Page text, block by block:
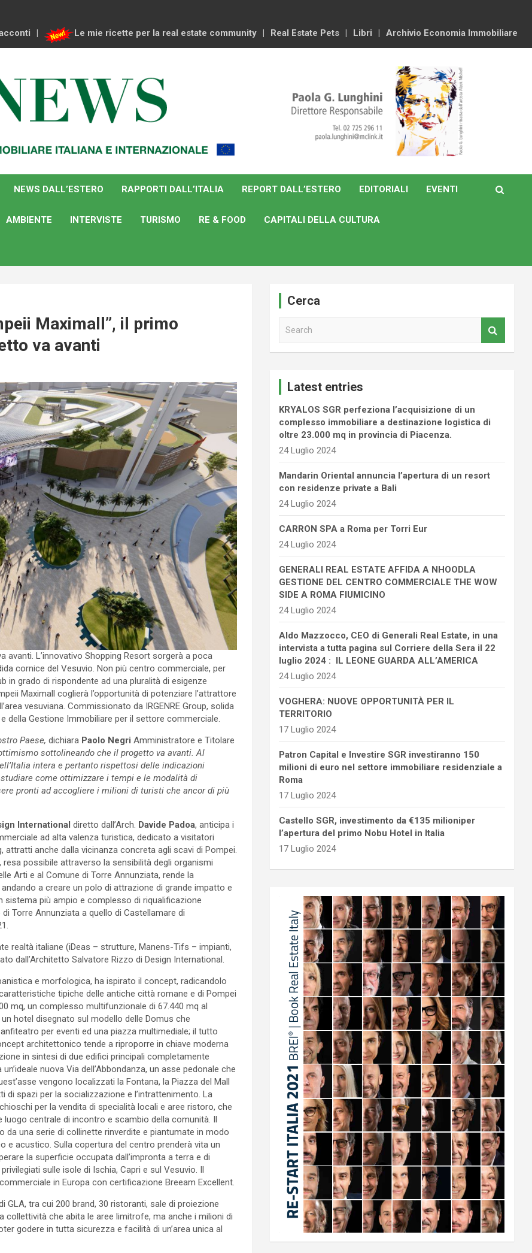
Le mie ricette per la real estate community Real Estate Pets Libri Archivio Economia Immobiliare
NEWS DALL’ESTERO RAPPORTI DALL’ITALIA REPORT DALL’ESTERO EDITORIALI EVENTI
AMBIENTE INTERVISTE TURISMO RE & FOOD CAPITALI DELLA CULTURA
Maximall”, il primo
va avanti
avanti. L’innovativo Shopping Resort sorgerà a poca
cornice del Vesuvio. Non più centro commerciale, per
in grado di rispondente ad una pluralità di esigenze
Maximall coglierà l’opportunità di potenziare l’attrattore
vesuviana. Commissionato da IRGENRE Group, solida
della Gestione Immobiliare per il settore commerciale.
Paese, dichiara Paolo Negri Amministratore e Titolare
sottolineando che il progetto va avanti. Al
intera e pertanto rispettosi delle indicazioni
come ottimizzare i tempi e le modalità di
pronti ad accogliere i milioni di turisti che ancor di più
International diretto dall’Arch. Davide Padoa, anticipa i
ad alta valenza turistica, dedicato a visitatori
anche dalla vicinanza concreta agli scavi di Pompei.
possibile attraverso la sensibilità degli organismi
Arti e al Comune di Torre Annunziata, rende la
a creare un polo di attrazione di grande impatto e
più ampio e complesso di riqualificazione
Torre Annunziata a quello di Castellamare di
realtà italiane (iDeas – strutture, Manens-Tifs – impianti,
dall’Architetto Salvatore Rizzo di Design International.
e morfologica, ha ispirato il concept, radicandolo
tipiche delle antiche città romane e di Pompei
mq, un complesso multifunzionale di 67.440 mq al
hotel disegnato sul modello delle Domus che
per eventi ed una piazza multimediale; il tutto
architettonico tende a riproporre in chiave moderna
in sintesi di due edifici principali completamente
nuova Via dell’Abbondanza, un asse pedonale che
vengono localizzati la Fontana, la Piazza del Mall
di spazi per la socializzazione e l’intrattenimento. La
per la vendita di specialità locali e aree ristoro, che
centrale di incontro e scambio della comunità. Il
una serie di collinette rinverdite e piantumate in modo
e acustico. Sulla copertura del centro prenderà vita un
la superficie occupata dall’impronta a terra e di
sulle isole di Ischia, Capri e sul Vesuvio. Il
in Europa con certificazione Breeam Excellent.
tra cui 200 brand, 30 ristoranti, sale di proiezione
che abita le aree limitrofe, ma anche i milioni di
godere in tutta sicurezza e facilità di un’area unica al
Cerca
Latest entries
KRYALOS SGR perfeziona l’acquisizione di un
complesso immobiliare a destinazione logistica di
oltre 23.000 mq in provincia di Piacenza.
24 Luglio 2024
Mandarin Oriental annuncia l’apertura di un resort
con residenze private a Bali
24 Luglio 2024
CARRON SPA a Roma per Torri Eur
24 Luglio 2024
GENERALI REAL ESTATE AFFIDA A NHOODLA
GESTIONE DEL CENTRO COMMERCIALE THE WOW
SIDE A ROMA FIUMICINO
24 Luglio 2024
Aldo Mazzocco, CEO di Generali Real Estate, in una
intervista a tutta pagina sul Corriere della Sera il 22
luglio 2024 : IL LEONE GUARDA ALL’AMERICA
24 Luglio 2024
VOGHERA: NUOVE OPPORTUNITÀ PER IL
TERRITORIO
17 Luglio 2024
Patron Capital e Investire SGR investiranno 150
milioni di euro nel settore immobiliare residenziale a
Roma
17 Luglio 2024
Castello SGR, investimento da €135 milioniper
l’apertura del primo Nobu Hotel in Italia
17 Luglio 2024